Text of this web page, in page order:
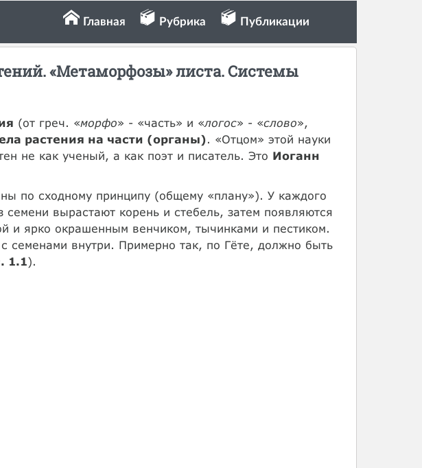
Главная Рубрика Публикации
«Метаморфозы» листа. Системы
(от греч. «морфо» - «часть» и «логос» - «слово»,
растения на части (органы). «Отцом» этой науки
не как ученый, а как поэт и писатель. Это Иоганн
по сходному принципу (общему «плану»). У каждого
вырастают корень и стебель, затем появляются
и ярко окрашенным венчиком, тычинками и пестиком.
семенами внутри. Примерно так, по Гёте, должно быть
1.1).